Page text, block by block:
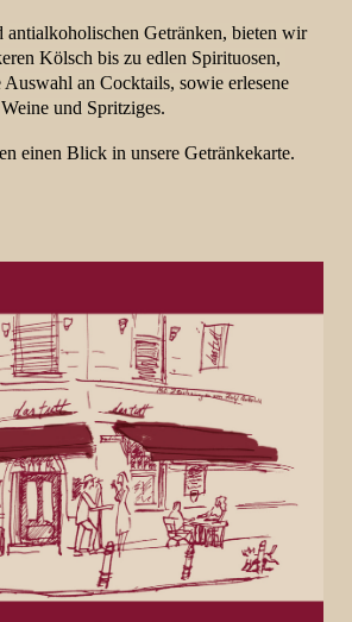
antialkoholischen Getränken, bieten wir
Kölsch bis zu edlen Spirituosen,
Auswahl an Cocktails, sowie erlesene
Weine und Spritziges.
einen Blick in unsere Getränkekarte.